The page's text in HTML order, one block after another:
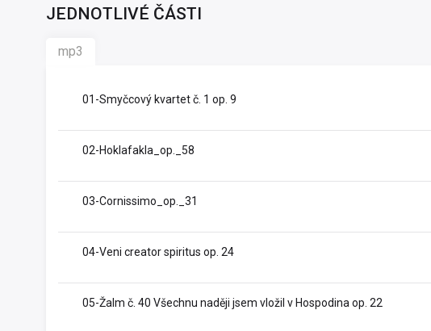
JEDNOTLIVÉ ČÁSTI
mp3
01-Smyčcový kvartet č. 1 op. 9
02-Hoklafakla_op._58
03-Cornissimo_op._31
04-Veni creator spiritus op. 24
05-Žalm č. 40 Všechnu naději jsem vložil v Hospodina op. 22